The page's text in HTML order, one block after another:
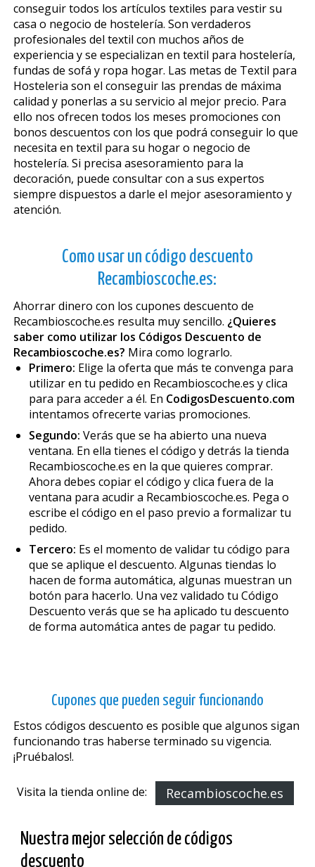
conseguir todos los artículos textiles para vestir su
casa o negocio de hostelería. Son verdaderos
profesionales del textil con muchos años de
experiencia y se especializan en textil para hostelería,
fundas de sofá y ropa hogar. Las metas de Textil para
Hosteleria son el conseguir las prendas de máxima
calidad y ponerlas a su servicio al mejor precio. Para
ello nos ofrecen todos los meses promociones con
bonos descuentos con los que podrá conseguir lo que
necesita en textil para su hogar o negocio de
hostelería. Si precisa asesoramiento para la
decoración, puede consultar con a sus expertos
siempre dispuestos a darle el mejor asesoramiento y
atención.
Como usar un código descuento
Recambioscoche.es:
Ahorrar dinero con los cupones descuento de
Recambioscoche.es resulta muy sencillo. ¿Quieres
saber como utilizar los Códigos Descuento de
Recambioscoche.es? Mira como lograrlo.
Primero: Elige la oferta que más te convenga para
utilizar en tu pedido en Recambioscoche.es y clica
para para acceder a él. En CodigosDescuento.com
intentamos ofrecerte varias promociones.
Segundo: Verás que se ha abierto una nueva
ventana. En ella tienes el código y detrás la tienda
Recambioscoche.es en la que quieres comprar.
Ahora debes copiar el código y clica fuera de la
ventana para acudir a Recambioscoche.es. Pega o
escribe el código en el paso previo a formalizar tu
pedido.
Tercero: Es el momento de validar tu código para
que se aplique el descuento. Algunas tiendas lo
hacen de forma automática, algunas muestran un
botón para hacerlo. Una vez validado tu Código
Descuento verás que se ha aplicado tu descuento
de forma automática antes de pagar tu pedido.
Cupones que pueden seguir funcionando
Estos códigos descuento es posible que algunos sigan
funcionando tras haberse terminado su vigencia.
¡Pruébalos!.
Visita la tienda online de: Recambioscoche.es
Nuestra mejor selección de códigos
descuento